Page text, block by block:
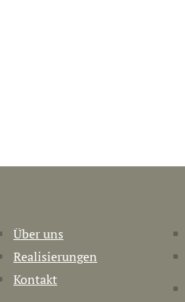
Über uns
Realisierungen
Kontakt